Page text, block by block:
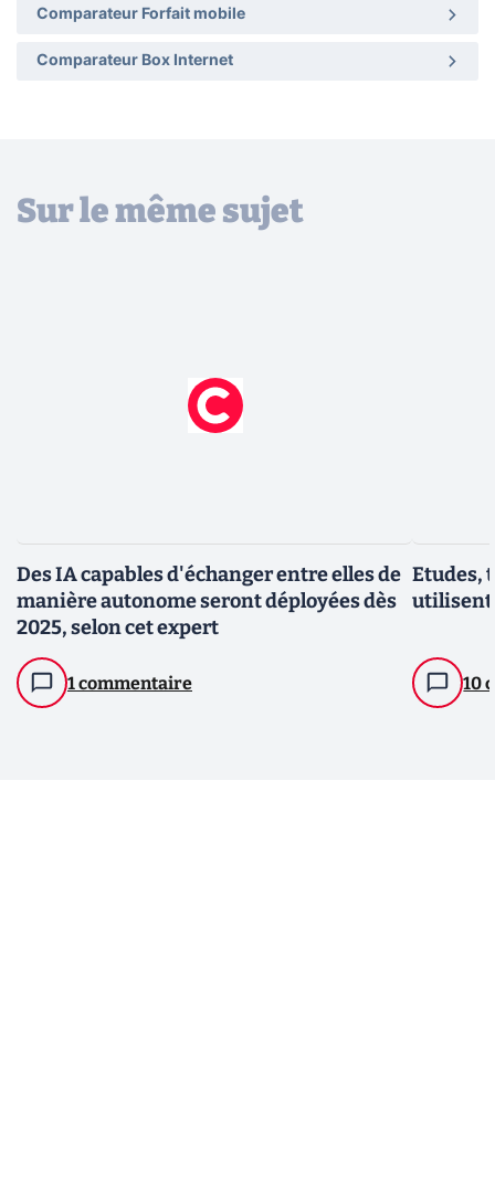
Comparateur Forfait mobile
Comparateur Box Internet
Sur le même sujet
Des IA capables d'échanger entre elles de
manière autonome seront déployées dès
2025, selon cet expert
1 commentaire
Etudes,
utilisent
10